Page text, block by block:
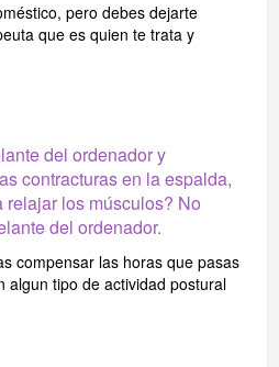
pero debes dejarte
que es quien te trata y
del ordenador y
contracturas en la espalda,
relajar los músculos? No
del ordenador.
compensar las horas que pasas
algun tipo de actividad postural